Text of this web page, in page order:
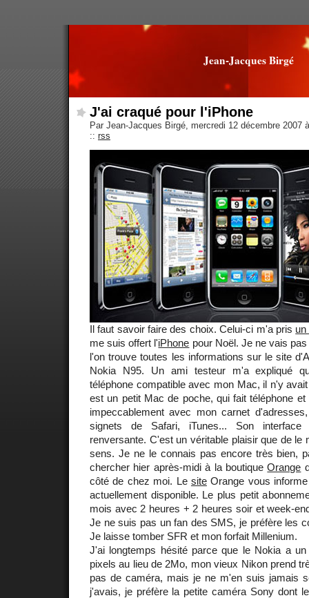
Jean-Jacques Birgé
J'ai craqué pour l'iPhone
Par Jean-Jacques Birgé, mercredi 12 décembre 2007
:: rss
Il faut savoir faire des choix. Celui-ci m'a pris un
me suis offert l'iPhone pour Noël. Je ne vais
l'on trouve toutes les informations sur le site
Nokia N95. Un ami testeur m'a expliqué
téléphone compatible avec mon Mac, il n'y
est un petit Mac de poche, qui fait téléphone
impeccablement avec mon carnet
signets de Safari, iTunes... Son interface
renversante. C'est un véritable plaisir que de le
sens. Je ne le connais pas encore très bien,
chercher hier après-midi à la boutiqueOrange
côté de chez moi. Le siteOrange vous
actuellement disponible. Le plus petit
mois avec 2 heures + 2 heures soir et week-
Je ne suis pas un fan des SMS, je préfère les
Je laisse tomber SFR et mon forfait Millenium.
J'ai longtemps hésité parce que le Nokia a un
pixels au lieu de 2Mo, mon vieux Nikon prend
pas de caméra, mais je ne m'en suis jamais
j'avais, je préfère la petite caméra Sony dont